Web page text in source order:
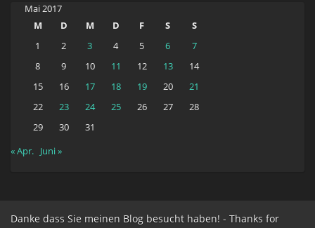
Mai 2017
M
D M D F S
S
1
2 3 4 5 6
7
8
9 10 11 12 13
14
15
16 17 18 19 20
21
22
23 24 25 26 27
28
29
30
31
« Apr. Juni »
Danke dass Sie meinen Blog besucht haben! - Thanks for